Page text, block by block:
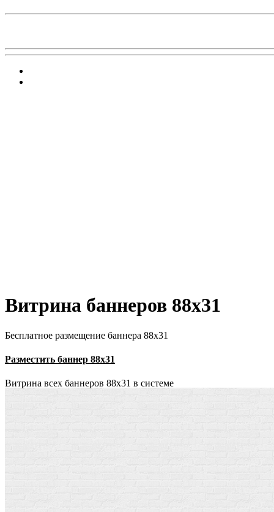
Витрина баннеров 88x31
Бесплатное размещение баннера 88х31
Разместить баннер 88х31
Витрина всех баннеров 88x31 в системе